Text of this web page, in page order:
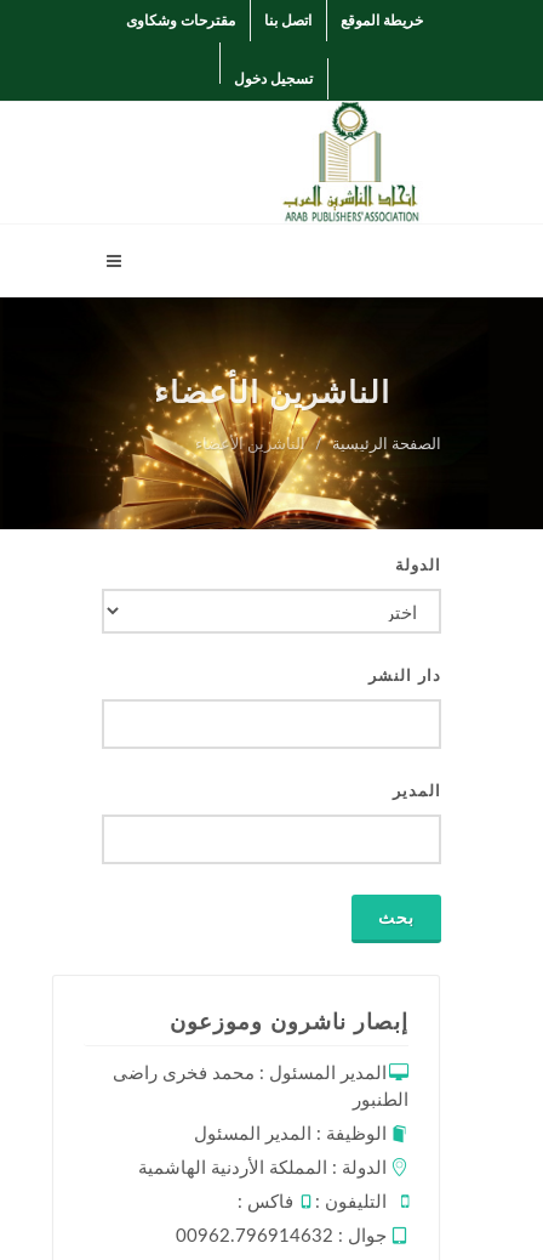
خريطة الموقع اتصل بنا مقترحات وشكاوى
تسجيل دخول
الناشرين الأعضاء
الصفحة الرئيسية الناشرين الأعضاء
الدولة
دار النشر
المدير
إبصار ناشرون وموزعون
المدير المسئول : محمد فخرى راضى
الطنبور
الوظيفة : المدير المسئول
الدولة : المملكة الأردنية الهاشمية
التليفون :
فاكس :
جوال : 00962.796914632